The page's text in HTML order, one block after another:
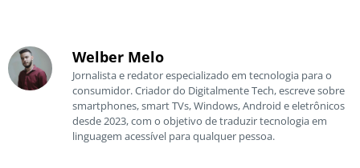
Welber Melo
Jornalista e redator especializado em tecnologia para o
consumidor. Criador do Digitalmente Tech, escreve sobre
smartphones, smart TVs, Windows, Android e eletrônicos
desde 2023, com o objetivo de traduzir tecnologia em
linguagem acessível para qualquer pessoa.